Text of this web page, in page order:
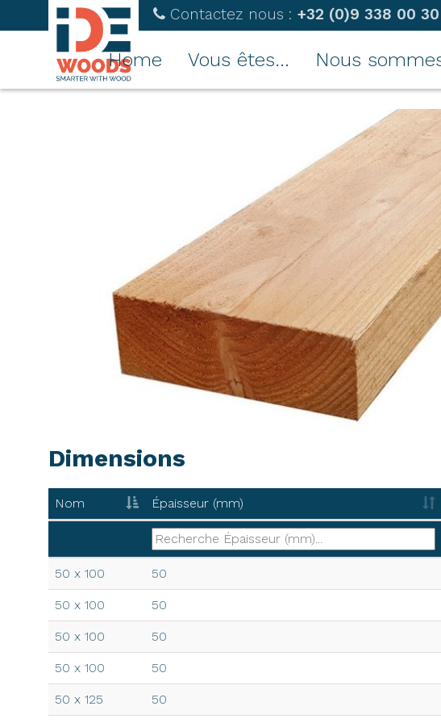
Contactez nous : +32 (0)9 338 00 30
Home Vous êtes... Nous
Dimensions
Nom Épaisseur (mm)
Nom Épaisseur (mm)
50 x 100 50
50 x 100 50
50 x 100 50
50 x 100 50
50 x 125 50